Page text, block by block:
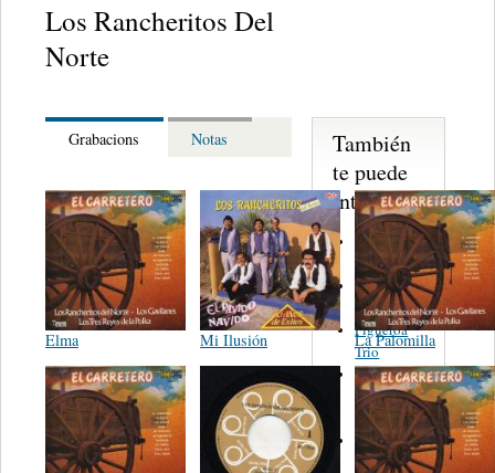
Los Rancheritos Del
Norte
Grabacions Notas
Elma Mi Ilusión La Palomilla
También
te puede
interesar...
Joe Carioca -
Juan Florer
Carmen and
Reynaldo
Figueroa
Trio
Ruben
Rodriguez
Avila
Flores Y
Maya